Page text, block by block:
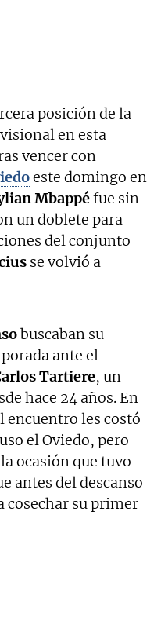
posición de la
en esta
vencer con
este domingo en
Mbappéfue sin
un doblete para
del conjunto
se volvió a
buscaban su
ante el
Tartiere, un
hace 24 años. En
encuentro les costó
el Oviedo, pero
ocasión que tuvo
antes del descanso
cosechar su primer